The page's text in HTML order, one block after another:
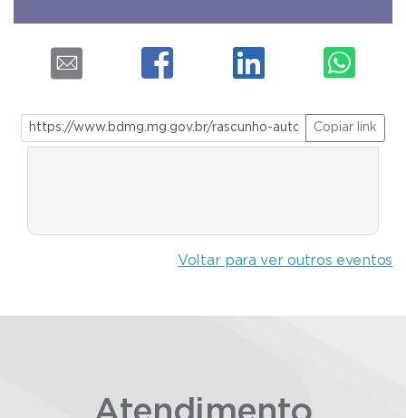
Copiar link
Voltar para ver outros eventos